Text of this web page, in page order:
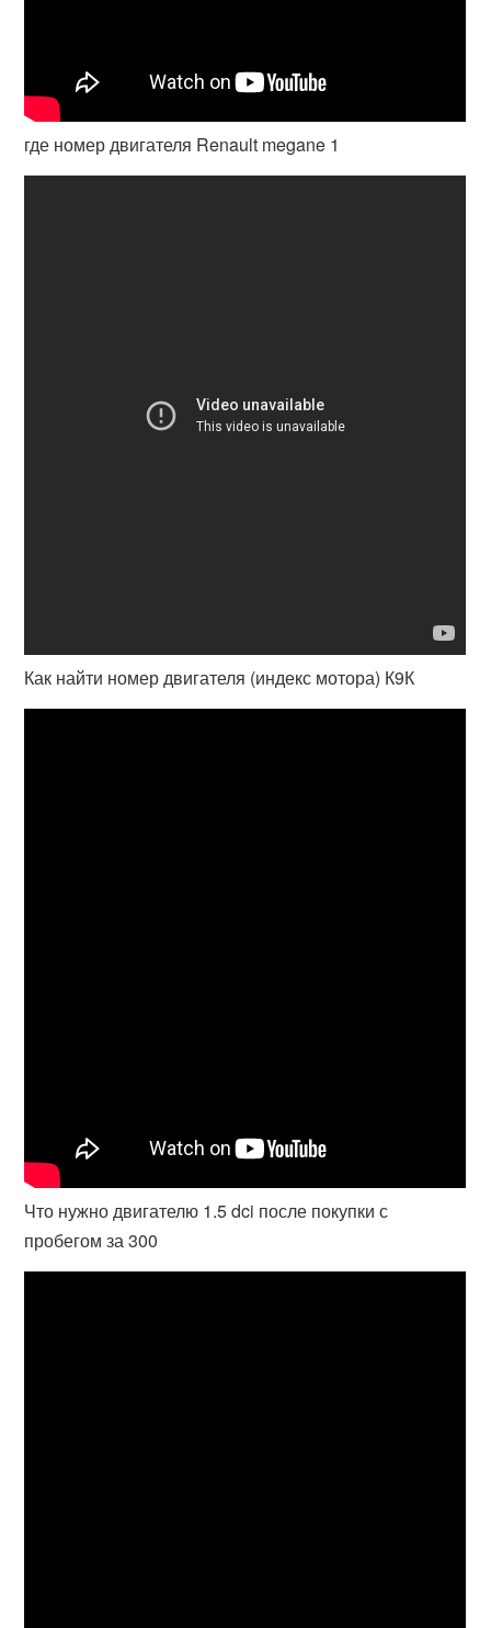
где номер двигателя Renault megane 1
Как найти номер двигателя (индекс мотора) К9К
Что нужно двигателю 1.5 dci после покупки с
пробегом за 300